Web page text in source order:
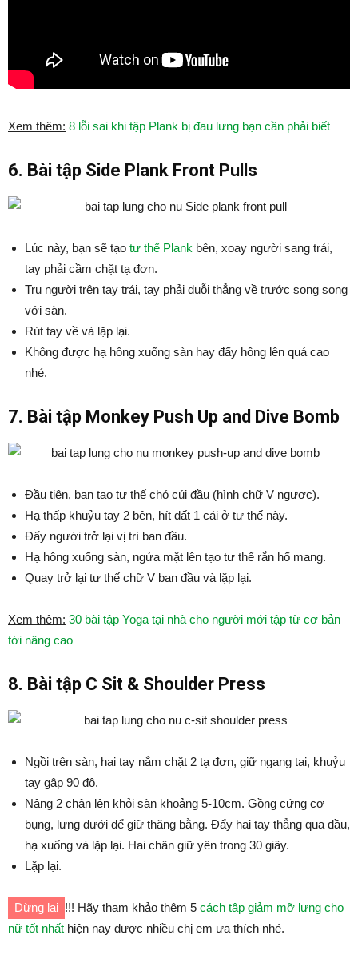
Xem thêm: 8 lỗi sai khi tập Plank bị đau lưng bạn cần phải biết
6. Bài tập Side Plank Front Pulls
Lúc này, bạn sẽ tạo tư thế Plank bên, xoay người sang trái,
tay phải cầm chặt tạ đơn.
Trụ người trên tay trái, tay phải duỗi thẳng về trước song song
với sàn.
Rút tay về và lặp lại.
Không được hạ hông xuống sàn hay đẩy hông lên quá cao
nhé.
7. Bài tập Monkey Push Up and Dive Bomb
Đầu tiên, bạn tạo tư thế chó cúi đầu (hình chữ V ngược).
Hạ thấp khuỷu tay 2 bên, hít đất 1 cái ở tư thế này.
Đẩy người trở lại vị trí ban đầu.
Hạ hông xuống sàn, ngửa mặt lên tạo tư thế rắn hổ mang.
Quay trở lại tư thế chữ V ban đầu và lặp lại.
Xem thêm: 30 bài tập Yoga tại nhà cho người mới tập từ cơ bản
tới nâng cao
8. Bài tập C Sit & Shoulder Press
Ngồi trên sàn, hai tay nắm chặt 2 tạ đơn, giữ ngang tai, khuỷu
tay gập 90 độ.
Nâng 2 chân lên khỏi sàn khoảng 5-10cm. Gồng cứng cơ
bụng, lưng dưới để giữ thăng bằng. Đẩy hai tay thẳng qua đầu,
hạ xuống và lặp lại. Hai chân giữ yên trong 30 giây.
Lặp lại.
Dừng lại !!! Hãy tham khảo thêm 5 cách tập giảm mỡ lưng cho
nữ tốt nhất hiện nay được nhiều chị em ưa thích nhé.